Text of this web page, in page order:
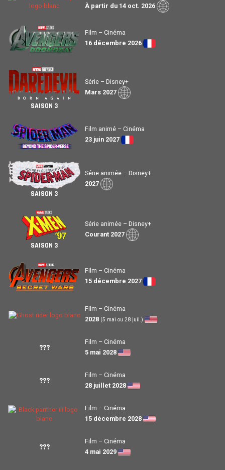
À partir du 14 oct. 2026
Film – Cinéma
16 décembre 2026
SAISON 3
Série – Disney+
Mars 2027
Film animé – Cinéma
23 juin 2027
SAISON 3
Série animée – Disney+
2027
SAISON 3
Série animée – Disney+
Courant 2027
Film – Cinéma
15 décembre 2027
Film – Cinéma
2028 (5 mai ou 28 juil.)
???
Film – Cinéma
5 mai 2028
???
Film – Cinéma
28 juillet 2028
Film – Cinéma
15 décembre 2028
???
Film – Cinéma
4 mai 2029